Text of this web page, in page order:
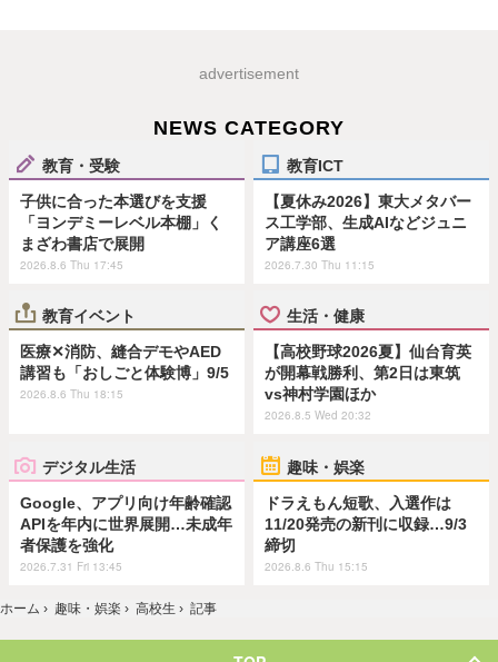
advertisement
NEWS CATEGORY
教育・受験
子供に合った本選びを支援
「ヨンデミーレベル本棚」く
まざわ書店で展開
2026.8.6 Thu 17:45
教育ICT
【夏休み2026】東大メタバー
ス工学部、生成AIなどジュニ
ア講座6選
2026.7.30 Thu 11:15
教育イベント
医療✕消防、縫合デモやAED
講習も「おしごと体験博」9/5
2026.8.6 Thu 18:15
生活・健康
【高校野球2026夏】仙台育英
が開幕戦勝利、第2日は東筑
vs神村学園ほか
2026.8.5 Wed 20:32
デジタル生活
Google、アプリ向け年齢確認
APIを年内に世界展開…未成年
者保護を強化
2026.7.31 Fri 13:45
趣味・娯楽
ドラえもん短歌、入選作は
11/20発売の新刊に収録…9/3
締切
2026.8.6 Thu 15:15
ホーム › 趣味・娯楽 › 高校生 › 記事